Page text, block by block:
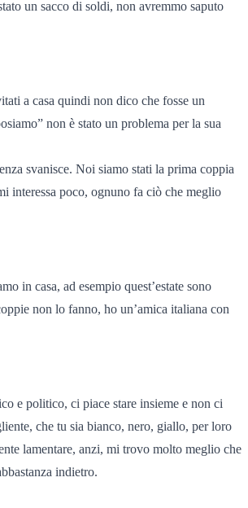
un sacco di soldi, non avremmo saputo
a casa quindi non dico che fosse un
non è stato un problema per la sua
svanisce. Noi siamo stati la prima coppia
interessa poco, ognuno fa ciò che meglio
in casa, ad esempio quest’estate sono
non lo fanno, ho un’amica italiana con
e politico, ci piace stare insieme e non ci
che tu sia bianco, nero, giallo, per loro
lamentare, anzi, mi trovo molto meglio che
indietro.